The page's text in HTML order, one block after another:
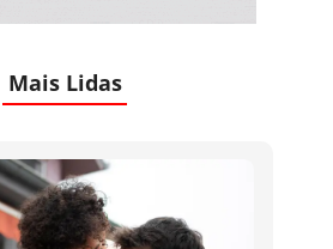
Mais Lidas